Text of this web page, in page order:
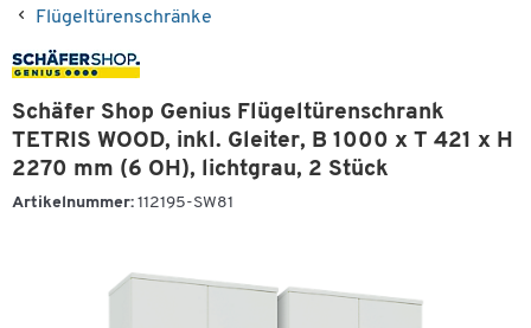
Flügeltürenschränke
Schäfer Shop Genius Flügeltürenschrank
TETRIS WOOD, inkl. Gleiter, B 1000 x T 421 x H
2270 mm (6 OH), lichtgrau, 2 Stück
Artikelnummer: 112195-SW81